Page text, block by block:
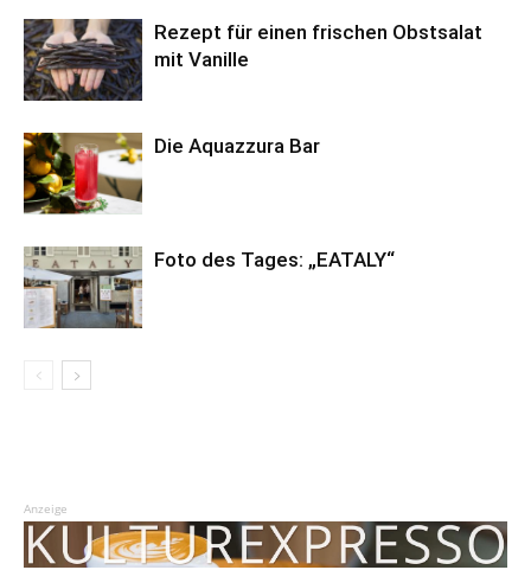
Rezept für einen frischen Obstsalat
mit Vanille
Die Aquazzura Bar
Foto des Tages: „EATALY“
Anzeige